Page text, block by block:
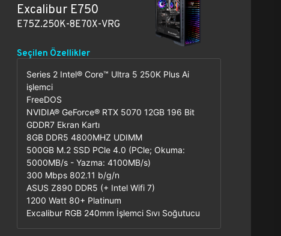
Excalibur E750
E75Z.250K-8E70X-VRG
Seçilen Özellikler
Series 2 Intel® Core™ Ultra 5 250K Plus Ai
işlemci
FreeDOS
NVIDIA® GeForce® RTX 5070 12GB 196 Bit
GDDR7 Ekran Kartı
8GB DDR5 4800MHZ UDIMM
500GB M.2 SSD PCle 4.0 (PCle; Okuma:
5000MB/s - Yazma: 4100MB/s)
300 Mbps 802.11 b/g/n
ASUS Z890 DDR5 (+ Intel Wifi 7)
1200 Watt 80+ Platinum
Excalibur RGB 240mm İşlemci Sıvı Soğutucu